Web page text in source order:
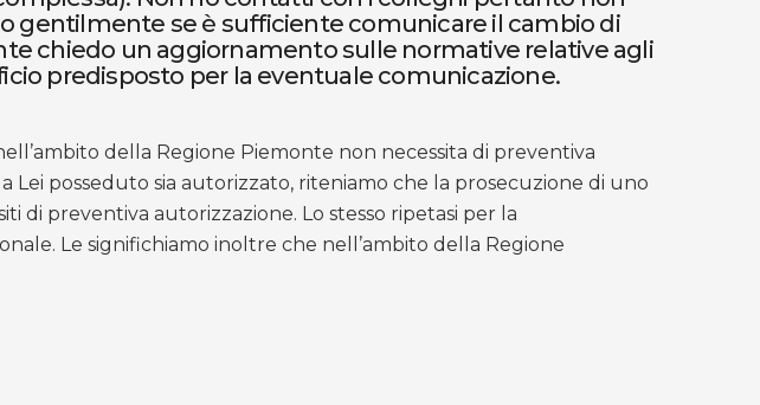
gentilmente se è sufficiente comunicare il cambio di
chiedo un aggiornamento sulle normative relative agli
predisposto per la eventuale comunicazione.
della Regione Piemonte non necessita di preventiva
posseduto sia autorizzato, riteniamo che la prosecuzione di uno
di preventiva autorizzazione. Lo stesso ripetasi per la
Le significhiamo inoltre che nell’ambito della Regione